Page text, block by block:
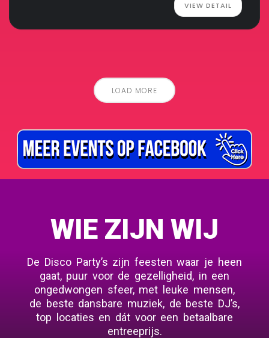
VIEW DETAIL
LOAD MORE
WIE ZIJN WIJ
De Disco Party’s zijn feesten waar je heen
gaat, puur voor de gezelligheid, in een
ongedwongen sfeer, met leuke mensen,
de beste dansbare muziek, de beste DJ’s,
top locaties en dát voor een betaalbare
entreeprijs.